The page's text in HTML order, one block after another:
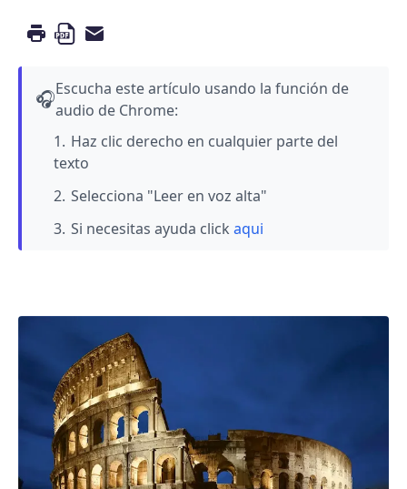
🎧Escucha este artículo usando la función de
audio de Chrome:
Haz clic derecho en cualquier parte del
texto
Selecciona "Leer en voz alta"
Si necesitas ayuda click aqui